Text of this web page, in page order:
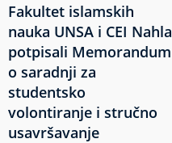
Fakultet islamskih
nauka UNSA i CEI Nahla
potpisali Memorandum
o saradnji za
studentsko
volontiranje i stručno
usavršavanje